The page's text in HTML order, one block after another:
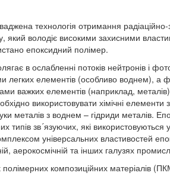
технологія отримання
який володіє високими захисними
епоксидний полімер.
в ослабленні потоків нейтронів і
легких елементів (особливо воднем), а
важких елементів (наприклад,
використовувати хімічні
металів з воднем – гідриди металів.
типів зв´язуючих, які використовуються
універсальних властивостей
аерокосмічній та інших галузях
полімерних композиційних матеріалів